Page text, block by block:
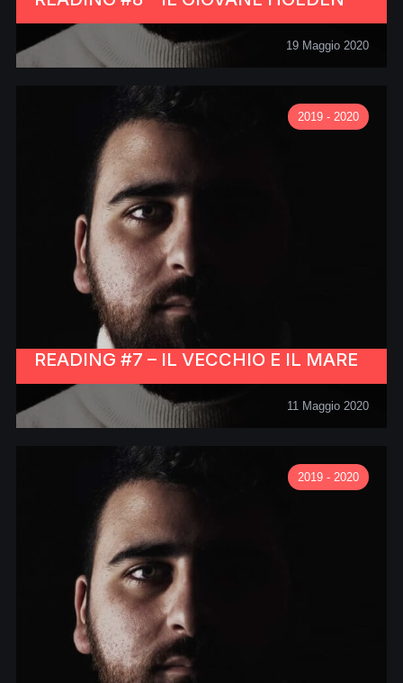
19 Maggio 2020
2019 - 2020
READING #7 – IL VECCHIO E IL MARE
11 Maggio 2020
2019 - 2020